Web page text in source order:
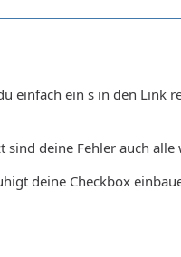
einfach ein s in den Link
sind deine Fehler auch
deine Checkbox